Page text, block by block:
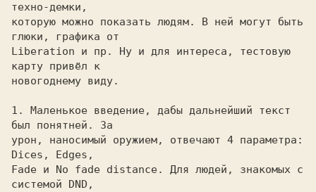
техно-демки,
которую можно показать людям. В ней могут быть
глюки, графика от
Liberation и пр. Ну и для интереса, тестовую
карту привёл к
новогоднему виду.
1. Маленькое введение, дабы дальнейший текст
был понятней. За
урон, наносимый оружием, отвечают 4 параметра:
Dices, Edges,
Fade и No fade distance. Для людей, знакомых с
системой DND,